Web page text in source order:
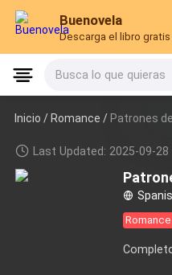
Buenovela
Descarga el libro gratis
Busca lo que quieras
Inicio /Romance / Patrones
Last Updated: 2025-09-28
Romance